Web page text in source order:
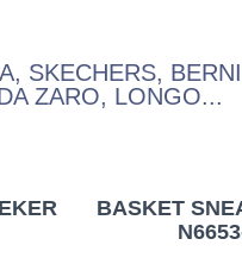
SKECHERS,
ZARO, LONGO...
BASKET